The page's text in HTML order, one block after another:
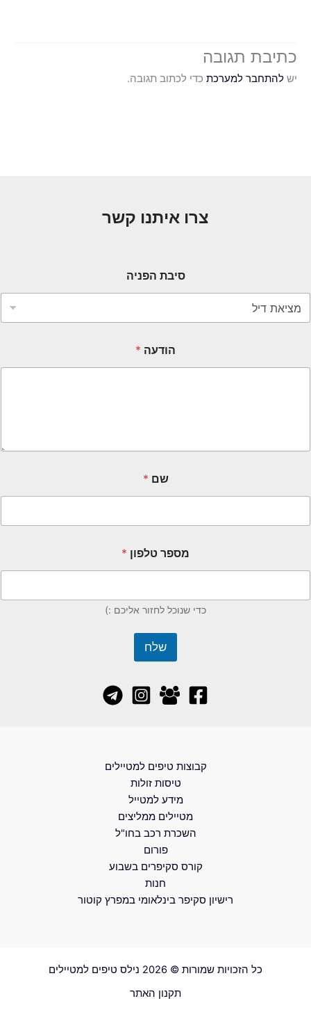
כתיבת תגובה
יש להתחבר למערכת כדי לכתוב תגובה.
צרו איתנו קשר
סיבת הפניה
הודעה *
שם *
מספר טלפון *
כדי שנוכל לחזור אליכם :)
שלח
קבוצות טיפים למטיילים
טיסות זולות
מידע למטייל
מטיילים ממליצים
השכרת רכב בחו"ל
פורום
קורס סקיפרים בשבוע
חנות
רישיון סקיפר בינלאומי במפרץ קוטור
כל הזכויות שמורות © 2026 נילס טיפים למטיילים
תקנון האתר